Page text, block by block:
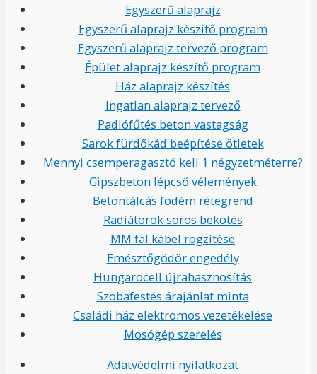
Egyszerű alaprajz
Egyszerű alaprajz készítő program
Egyszerű alaprajz tervező program
Épület alaprajz készítő program
Ház alaprajz készítés
Ingatlan alaprajz tervező
Padlófűtés beton vastagság
Sarok fürdőkád beépítése ötletek
Mennyi csemperagasztó kell 1 négyzetméterre?
Gipszbeton lépcső vélemények
Betontálcás födém rétegrend
Radiátorok soros bekötés
MM fal kábel rögzítése
Emésztőgödör engedély
Hungarocell újrahasznosítás
Szobafestés árajánlat minta
Családi ház elektromos vezetékelése
Mosógép szerelés
Adatvédelmi nyilatkozat